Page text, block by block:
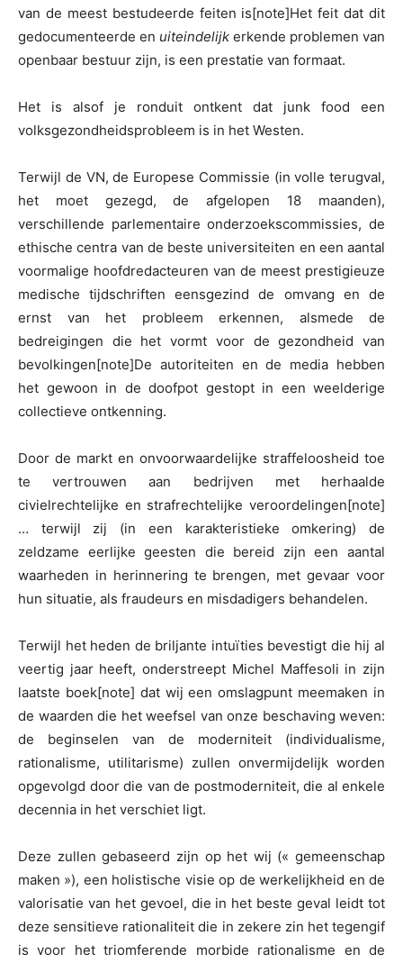
van de meest bestudeerde feiten is[note]Het feit dat dit
gedocumenteerde en uiteindelijk erkende problemen van
openbaar bestuur zijn, is een prestatie van formaat.
Het is alsof je ronduit ontkent dat junk food een
volksgezondheidsprobleem is in het Westen.
Terwijl de VN, de Europese Commissie (in volle terugval,
het moet gezegd, de afgelopen 18 maanden),
verschillende parlementaire onderzoekscommissies, de
ethische centra van de beste universiteiten en een aantal
voormalige hoofdredacteuren van de meest prestigieuze
medische tijdschriften eensgezind de omvang en de
ernst van het probleem erkennen, alsmede de
bedreigingen die het vormt voor de gezondheid van
bevolkingen[note]De autoriteiten en de media hebben
het gewoon in de doofpot gestopt in een weelderige
collectieve ontkenning.
Door de markt en onvoorwaardelijke straffeloosheid toe
te vertrouwen aan bedrijven met herhaalde
civielrechtelijke en strafrechtelijke veroordelingen[note]
… terwijl zij (in een karakteristieke omkering) de
zeldzame eerlijke geesten die bereid zijn een aantal
waarheden in herinnering te brengen, met gevaar voor
hun situatie, als fraudeurs en misdadigers behandelen.
Terwijl het heden de briljante intuïties bevestigt die hij al
veertig jaar heeft, onderstreept Michel Maffesoli in zijn
laatste boek[note] dat wij een omslagpunt meemaken in
de waarden die het weefsel van onze beschaving weven:
de beginselen van de moderniteit (individualisme,
rationalisme, utilitarisme) zullen onvermijdelijk worden
opgevolgd door die van de postmoderniteit, die al enkele
decennia in het verschiet ligt.
Deze zullen gebaseerd zijn op het wij (« gemeenschap
maken »), een holistische visie op de werkelijkheid en de
valorisatie van het gevoel, die in het beste geval leidt tot
deze sensitieve rationaliteit die in zekere zin het tegengif
is voor het triomferende morbide rationalisme en de